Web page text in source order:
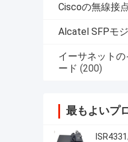
Ciscoの無線接
Alcatel SFPモ
イーサネット
ード (200)
最もよいプ